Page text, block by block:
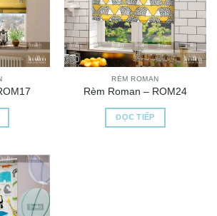
RÈM ROMAN
Rèm Roman – ROM24
ĐỌC TIẾP